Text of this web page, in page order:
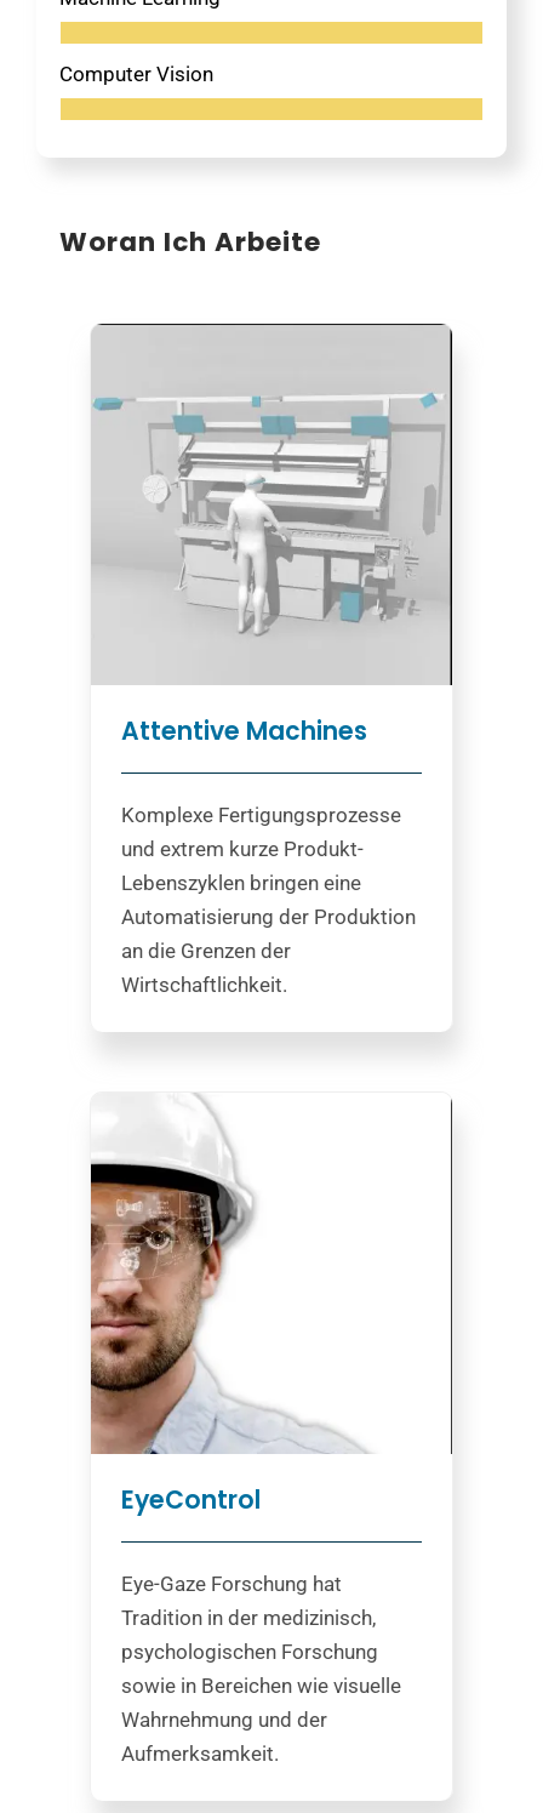
Computer Vision
Woran Ich Arbeite
Attentive Machines
Komplexe Fertigungsprozesse
und extrem kurze Produkt-
Lebenszyklen bringen eine
Automatisierung der Produktion
an die Grenzen der
Wirtschaftlichkeit.
EyeControl
Eye-Gaze Forschung hat
Tradition in der medizinisch,
psychologischen Forschung
sowie in Bereichen wie visuelle
Wahrnehmung und der
Aufmerksamkeit.